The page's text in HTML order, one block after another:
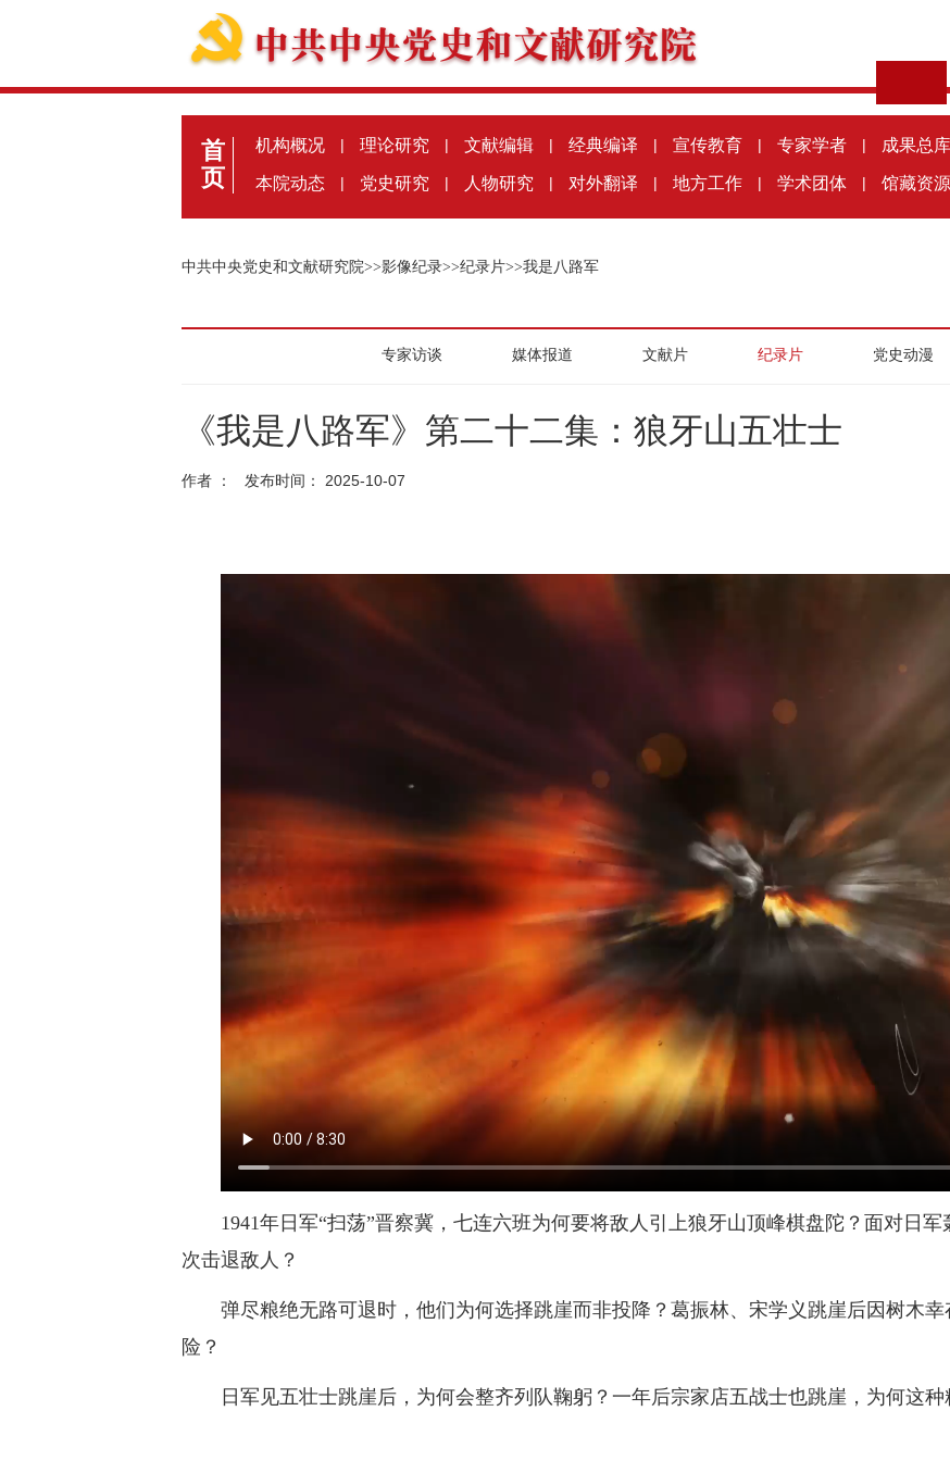
首
页
机构概况 | 理论研究 | 文献编辑 | 经典编译 | 宣传教育 | 专家学者 | 成果总库
本院动态 | 党史研究 | 人物研究 | 对外翻译 | 地方工作 | 学术团体 | 馆藏资源
中共中央党史和文献研究院>>影像纪录>>纪录片>>我是八路军
专家访谈 媒体报道 文献片 纪录片 党史动漫
《我是八路军》第二十二集：狼牙山五壮士
作者 ： 发布时间： 2025-10-07
1941年日军“扫荡”晋察冀，七连六班为何要将敌人引上狼牙山顶峰棋盘陀？面对日
次击退敌人？
弹尽粮绝无路可退时，他们为何选择跳崖而非投降？葛振林、宋学义跳崖后因树木
险？
日军见五壮士跳崖后，为何会整齐列队鞠躬？一年后宗家店五战士也跳崖，为何这种